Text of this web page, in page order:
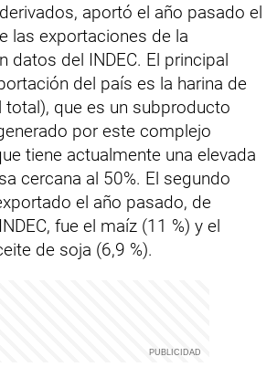
aportó el año pasado el
las exportaciones de la
datos del INDEC. El principal
del país es la harina de
total), que es un subproducto
por este complejo
tiene actualmente una elevada
cercana al 50%. El segundo
el año pasado, de
fue el maíz (11 %) y el
de soja (6,9 %).